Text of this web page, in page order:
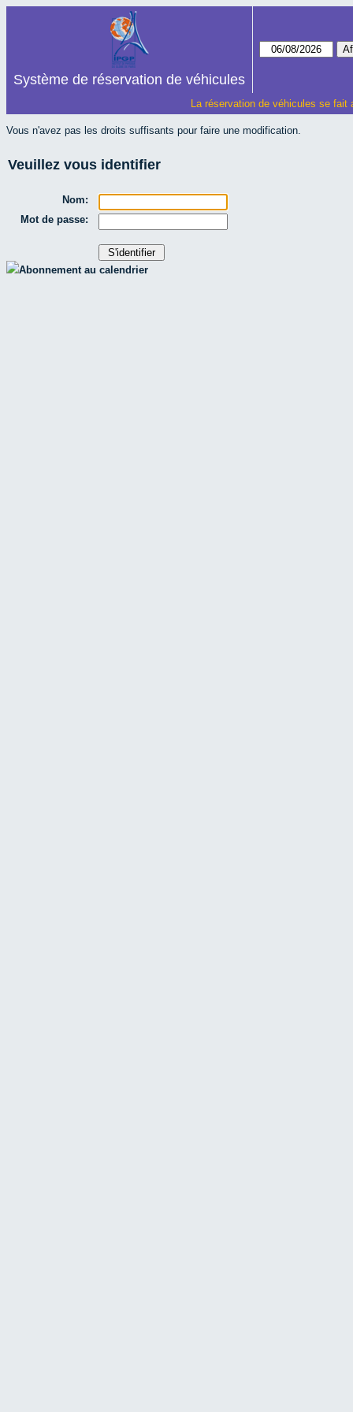
Système de réservation de véhicules
La réservation de véhicules se
Vous n'avez pas les droits suffisants pour faire une modification.
Veuillez vous identifier
Nom:
Mot de passe:
Abonnement au calendrier